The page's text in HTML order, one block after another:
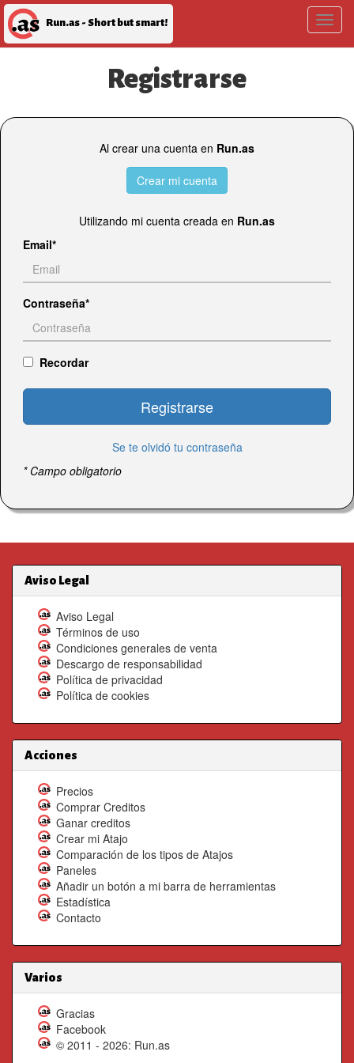
T
o
g
n
Run.as - Short but smart!
Registrarse
Al crear una cuenta en Run.as
Crear mi cuenta
Utilizando mi cuenta creada en Run.as
Email
Contraseña
Recordar
Registrarse
Se te olvidó tu contraseña
* Campo obligatorio
Aviso Legal
Aviso Legal
Términos de uso
Condiciones generales de venta
Descargo de responsabilidad
Política de privacidad
Política de cookies
Acciones
Precios
Comprar Creditos
Ganar creditos
Crear mi Atajo
Comparación de los tipos de Atajos
Paneles
Añadir un botón a mi barra de herramientas
Estadística
Contacto
Varios
Gracias
Facebook
© 2011 - 2026: Run.as